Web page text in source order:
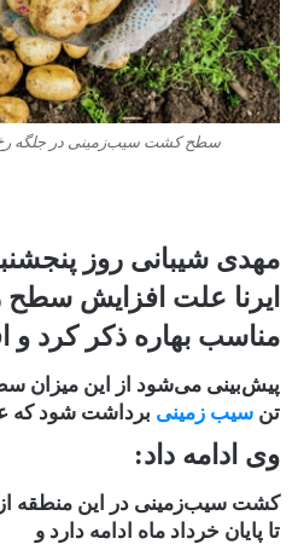
سطح کشت سیب‌زمینی در جلگه رخ
مهدی شیبانی روز
ایرنا علت افزایش سطح
مناسب بهاره ذکر کرد و
تن سیب زمینی برداشت شود که
وی ادامه داد:
کشت سیب‌زمینی در این منطقه از
تا پایان خرداد ماه ادامه دارد و